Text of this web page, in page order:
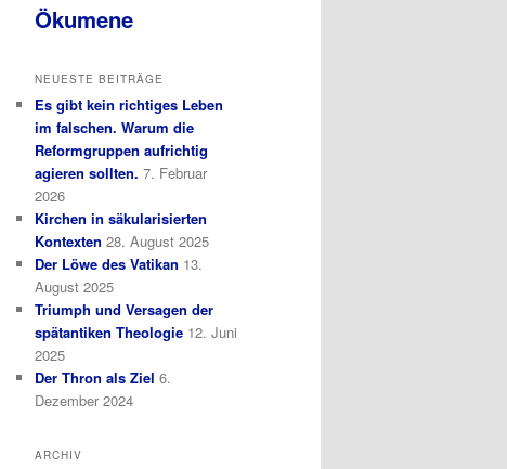
Ökumene
NEUESTE BEITRÄGE
Es gibt kein richtiges Leben
im falschen. Warum die
Reformgruppen aufrichtig
agieren sollten. 7. Februar
2026
Kirchen in säkularisierten
Kontexten 28. August 2025
Der Löwe des Vatikan 13.
August 2025
Triumph und Versagen der
spätantiken Theologie 12. Juni
2025
Der Thron als Ziel 6.
Dezember 2024
ARCHIV